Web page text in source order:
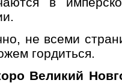
не всеми
гордиться.
Великий